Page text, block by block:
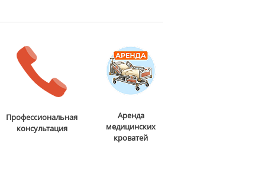
Профессиональная
консультация
Аренда
медицинских
кроватей